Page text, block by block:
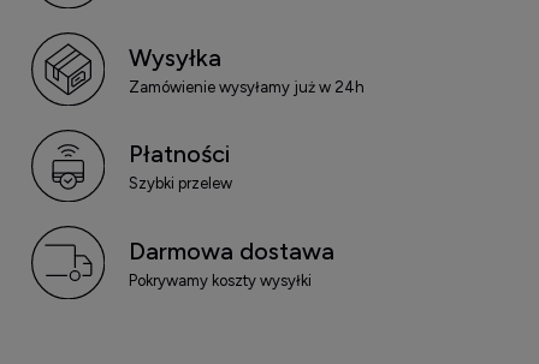
Wysyłka
Zamówienie wysyłamy już w 24h
Płatności
Szybki przelew
Darmowa dostawa
Pokrywamy koszty wysyłki